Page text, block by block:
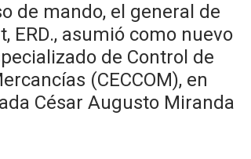
garantizan alimentación de miles
fuerza gremial y fortalecer
cúpula directiva con Abinader a la
de Notarios hace llamado a la unidad.
de mando, el general de
ERD., asumió como nuevo
de Control de
(CECCOM), en
César Augusto Miranda